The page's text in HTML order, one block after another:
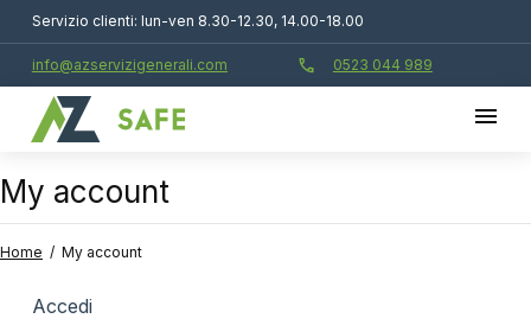
Servizio clienti: lun-ven 8.30-12.30, 14.00-18.00
info@azservizigenerali.com call 0523 044 989
My account
Home / My account
Accedi